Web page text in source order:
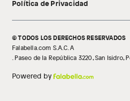
Política de Privacidad
© TODOS LOS DERECHOS RESERVADOS
Falabella.com S.A.C. A
. Paseo de la República 3220, San Isidro,
Powered by